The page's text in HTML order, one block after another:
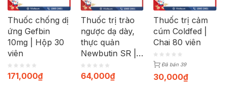
Thuốc chống dị
ứng Gefbin
10mg | Hộp 30
viên
171,000₫
Thuốc trị trào
ngược dạ dày,
thực quản
Newbutin SR |
Hộp 30 viên
64,000₫
Thuốc trị cảm
cúm Coldfed |
Chai 80 viên
Đã bán 39
30,000₫